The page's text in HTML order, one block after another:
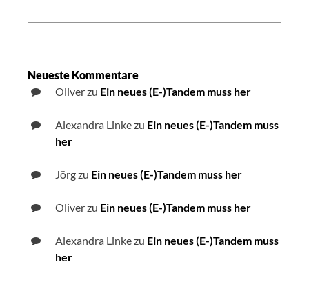
Neueste Kommentare
Oliverzu Ein neues (E-)Tandem muss her
Alexandra Linkezu Ein neues (E-)Tandem muss
her
Jörgzu Ein neues (E-)Tandem muss her
Oliverzu Ein neues (E-)Tandem muss her
Alexandra Linkezu Ein neues (E-)Tandem muss
her